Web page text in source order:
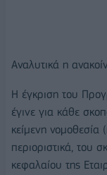
Αναλυτικά η
Η έγκριση του
έγινε για κάθε
κείμενη νομοθεσία
περιοριστικά, του
κεφαλαίου της